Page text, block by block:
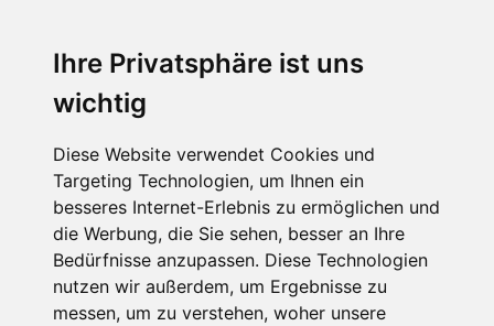
Ihre Privatsphäre ist uns
wichtig
Diese Website verwendet Cookies und
Targeting Technologien, um Ihnen ein
besseres Internet-Erlebnis zu ermöglichen und
die Werbung, die Sie sehen, besser an Ihre
Bedürfnisse anzupassen. Diese Technologien
nutzen wir außerdem, um Ergebnisse zu
messen, um zu verstehen, woher unsere
Auto heißt Auto: Wie man die Klimaanlage bedient (und wie nicht)
Fabian Steiner
Der großen Katzensprung mit dem Jaguar Type 01